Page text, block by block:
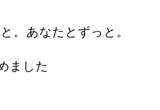
。あなたとずっと。
ました